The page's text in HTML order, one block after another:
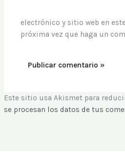
electrónico y sitio web en
próxima vez que haga un
Este sitio usa Akismet para
se procesan los datos de tus